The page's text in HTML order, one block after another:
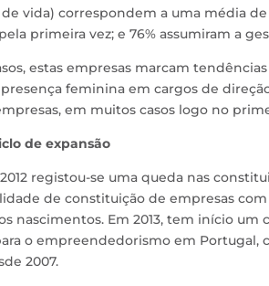
vida) correspondem a uma média
primeira vez; e 76% assumiram a
estas empresas marcam
feminina em cargos de
em muitos casos logo no
de expansão
registou-se uma queda nas
de constituição de empresas
nascimentos. Em 2013, tem início um
o empreendedorismo em Portugal,
2007.